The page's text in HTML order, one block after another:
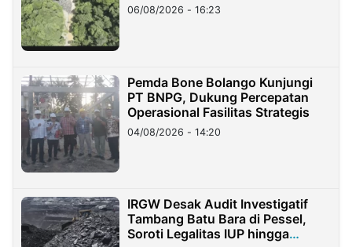
06/08/2026 - 16:23
Pemda Bone Bolango Kunjungi
PT BNPG, Dukung Percepatan
Operasional Fasilitas Strategis
04/08/2026 - 14:20
IRGW Desak Audit Investigatif
Tambang Batu Bara di Pessel,
Soroti Legalitas IUP hingga